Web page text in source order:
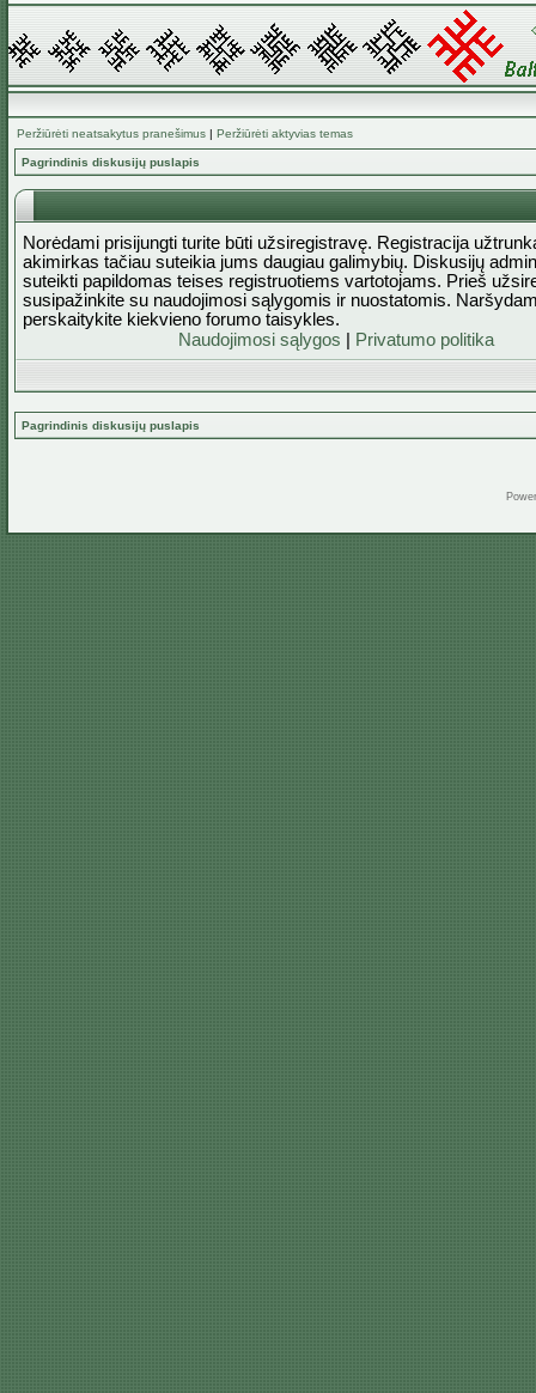
Peržiūrėti neatsakytus pranešimus | Peržiūrėti aktyvias temas
Pagrindinis diskusijų puslapis
Norėdami prisijungti turite būti užsiregistravę. Registracija
akimirkas tačiau suteikia jums daugiau galimybių. Diskusijų
suteikti papildomas teises registruotiems vartotojams. Prieš
susipažinkite su naudojimosi sąlygomis ir nuostatomis.
perskaitykite kiekvieno forumo taisykles.
Naudojimosi sąlygos
Privatumo politika
Pagrindinis diskusijų puslapis